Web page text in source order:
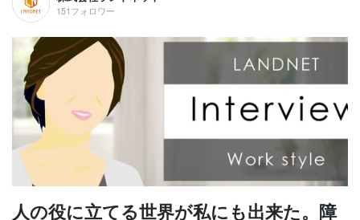
151フォロワー
人の役に立てる世界が私にも出来た。障